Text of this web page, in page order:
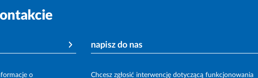
o
napisz do nas
Chcesz zgłosić interwencję dotyczącą funkcjonowania